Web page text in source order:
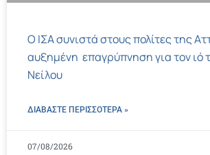
Ο ΙΣΑ συνιστά στους πολίτες της
αυξημένη επαγρύπνηση για τον ιό
Νείλου
ΔΙΑΒΑΣΤΕ ΠΕΡΙΣΣΌΤΕΡΑ »
07/08/2026